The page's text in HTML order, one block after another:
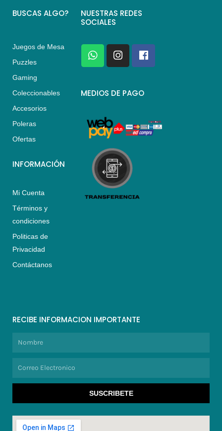
BUSCAS ALGO?
Juegos de Mesa
Puzzles
Gaming
Coleccionables
Accesorios
Poleras
Ofertas
INFORMACIÓN
Mi Cuenta
Términos y
condiciones
Politicas de
Privacidad
Contáctanos
NUESTRAS REDES
SOCIALES
W
h
a
s
p
I
n
s
a
a
m
F
a
c
b
k
MEDIOS DE PAGO
RECIBE INFORMACION IMPORTANTE
SUSCRIBETE